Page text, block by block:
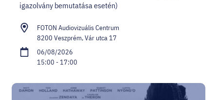
igazolvány bemutatása esetén)
FOTON Audiovizuális Centrum
8200 Veszprém, Vár utca 17
06/08/2026
15:00 - 17:00